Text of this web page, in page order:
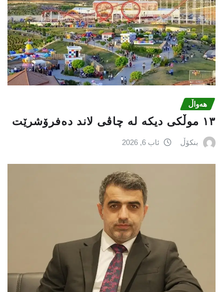
هەواڵ
١٣ موڵکی دیکە لە چاڤی لاند دەفرۆشرێت
بنکۆڵ ئاب 6, 2026